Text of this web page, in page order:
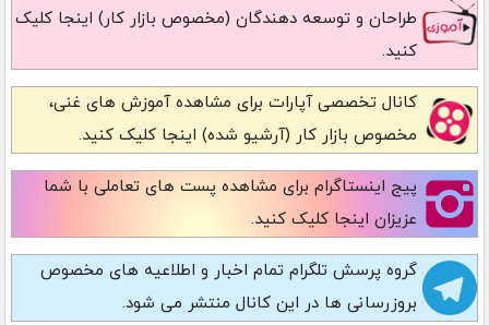
طراحان و توسعه دهندگان (مخصوص بازار کار) اینجا کلیک
کنید.
کانال تخصصی آپارات برای مشاهده آموزش های غنی،
مخصوص بازار کار (آرشیو شده) اینجا کلیک کنید.
پیج اینستاگرام برای مشاهده پست های تعاملی با شما
عزیزان اینجا کلیک کنید.
گروه پرسش تلگرام تمام اخبار و اطلاعیه های مخصوص
بروزرسانی ها در این کانال منتشر می شود.